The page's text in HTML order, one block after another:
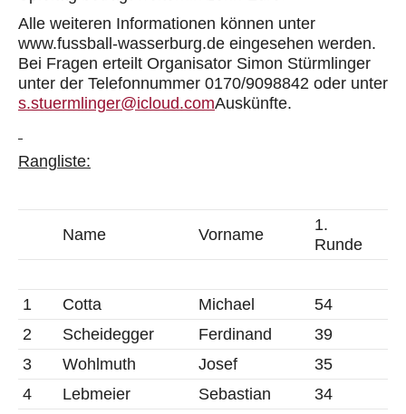
Alle weiteren Informationen können unter
www.fussball-wasserburg.de eingesehen werden.
Bei Fragen erteilt Organisator Simon Stürmlinger
unter der Telefonnummer 0170/9098842 oder unter
s.stuermlinger@icloud.comAuskünfte.
Rangliste:
Name Vorname
1.
Runde
1 Cotta Michael
54
2
Scheidegger Ferdinand
39
3
Wohlmuth Josef
35
4
Lebmeier Sebastian
34